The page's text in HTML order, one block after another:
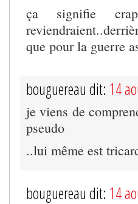
ça signifie
que pour la guerre
bouguereau dit: 14
je viens de
pseudo
..lui même est
bouguereau dit: 14